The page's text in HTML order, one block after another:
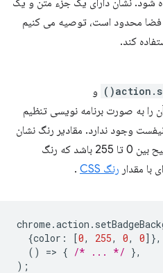
شود. نشان دارای یک جزء متن و یک
فضا محدود است، توصیه می کنیم
کند.
و
را به صورت برنامه نویسی تنظیم
وجود ندارد. مقادیر رنگ نشان
می تواند آرایه ای از چهار عدد صحیح بین 0 تا 255 باشد که رنگ
رنگ CSS .
chrome.action .
{color : [0, 255, 0, 0]},
()
=> { /* ... */ },
);